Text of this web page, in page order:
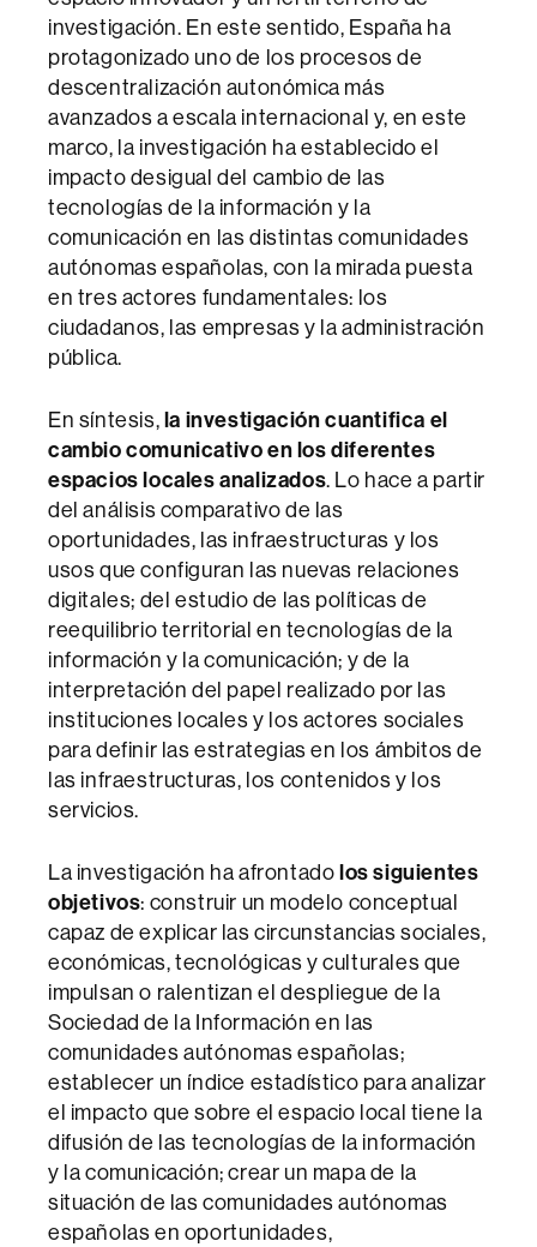
investigación. En este sentido, España ha
protagonizado uno de los procesos de
descentralización autonómica más
avanzados a escala internacional y, en este
marco, la investigación ha establecido el
impacto desigual del cambio de las
tecnologías de la información y la
comunicación en las distintas comunidades
autónomas españolas, con la mirada puesta
en tres actores fundamentales: los
ciudadanos, las empresas y la administración
pública.
En síntesis,la investigación cuantifica el
cambio comunicativo en los diferentes
espacios locales analizados. Lo hace a partir
del análisis comparativo de las
oportunidades, las infraestructuras y los
usos que configuran las nuevas relaciones
digitales; del estudio de las políticas de
reequilibrio territorial en tecnologías de la
información y la comunicación; y de la
interpretación del papel realizado por las
instituciones locales y los actores sociales
para definir las estrategias en los ámbitos de
las infraestructuras, los contenidos y los
servicios.
La investigación ha afrontadolos siguientes
objetivos: construir un modelo conceptual
capaz de explicar las circunstancias sociales,
económicas, tecnológicas y culturales que
impulsan o ralentizan el despliegue de la
Sociedad de la Información en las
comunidades autónomas españolas;
establecer un índice estadístico para analizar
el impacto que sobre el espacio local tiene la
difusión de las tecnologías de la información
y la comunicación; crear un mapa de la
situación de las comunidades autónomas
españolas en oportunidades,